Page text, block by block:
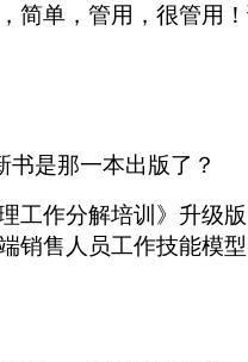
简单，管用，很管用
书是那一本出版了？
工作分解培训》升级
销售人员工作技能模